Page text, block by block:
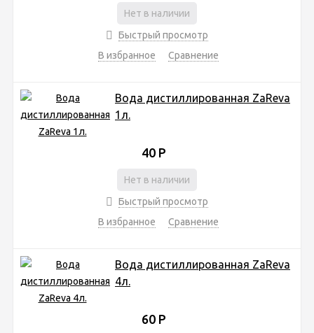
Нет в наличии
Быстрый просмотр
В избранное
Сравнение
Вода дистиллированная ZaReva
1л.
40 Р
Нет в наличии
Быстрый просмотр
В избранное
Сравнение
Вода дистиллированная ZaReva
4л.
60 Р